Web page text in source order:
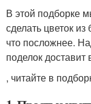
В этой подборке
сделать цветок
что посложнее.
поделок доставит
, читайте в